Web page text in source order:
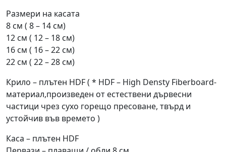
Размери на касата
8 см ( 8 – 14 см)
12 см ( 12 – 18 см)
16 см ( 16 – 22 см)
22 см ( 22 – 28 см)
Крило – плътен HDF ( * HDF – High Densty Fiberboard-
материал,произведен от естествени дървесни
частици чрез сухо горещо пресоване, твърд и
устойчив във времето )
Каса – плътен HDF